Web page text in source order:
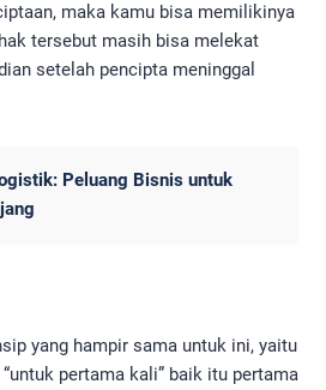
maka kamu bisa memilikinya
tersebut masih bisa melekat
setelah pencipta meninggal
Peluang Bisnis untuk
yang hampir sama untuk ini, yaitu
pertama kali” baik itu pertama